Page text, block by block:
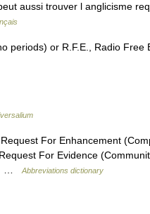
aussi trouver l anglicisme
periods) or R.F.E., Radio
For Enhancement
For Evidence
…
Abbreviations dictionary